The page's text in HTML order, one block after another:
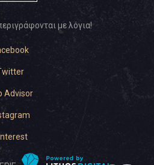
με λόγια!
Advisor